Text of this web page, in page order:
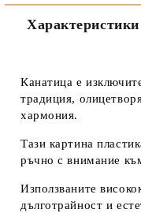
Ние ще се свържем с
Характеристики
Канатица е
традиция,
хармония.
Тази картина
ръчно с внимание
Използваните
дълготрайност и